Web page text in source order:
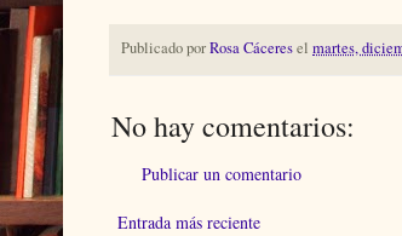
Publicado porRosa Cáceresel martes,
No hay comentarios:
Publicar un comentario
Entrada más reciente